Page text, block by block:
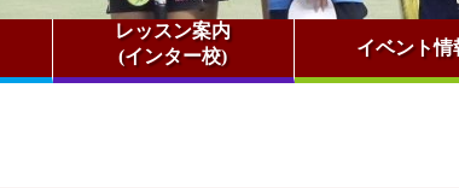
レッスン案内
(インター校)
イベント情